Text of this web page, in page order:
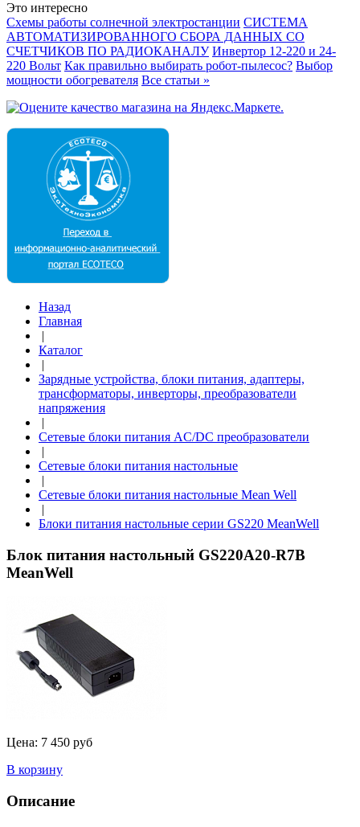
Это интересно
Схемы работы солнечной электростанции СИСТЕМА
АВТОМАТИЗИРОВАННОГО СБОРА ДАННЫХ СО
СЧЕТЧИКОВ ПО РАДИОКАНАЛУ Инвертор 12-220 и 24-
220 Вольт Как правильно выбирать робот-пылесос? Выбор
мощности обогревателя Все статьи »
Назад
Главная
|
Каталог
|
Зарядные устройства, блоки питания, адаптеры,
трансформаторы, инверторы, преобразователи
напряжения
|
Сетевые блоки питания AC/DC преобразователи
|
Сетевые блоки питания настольные
|
Сетевые блоки питания настольные Mean Well
|
Блоки питания настольные серии GS220 MeanWell
Блок питания настольный GS220A20-R7B
MeanWell
Цена: 7 450 руб
В корзину
Описание